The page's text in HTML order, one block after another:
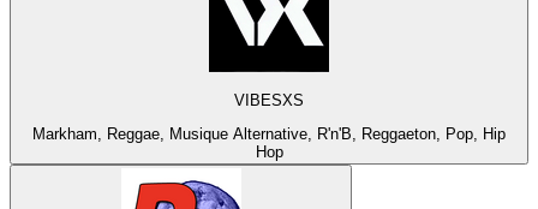
VIBESXS
Markham, Reggae, Musique Alternative, R'n'B, Reggaeton, Pop, Hip
Hop